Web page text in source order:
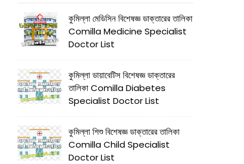
কুমিল্লা মেডিসিন বিশেষজ্ঞ ডাক্তারের তালিকা
Comilla Medicine Specialist
Doctor List
কুমিল্লা ডায়াবেটিস বিশেষজ্ঞ ডাক্তারের
তালিকা Comilla Diabetes
Specialist Doctor List
কুমিল্লা শিশু বিশেষজ্ঞ ডাক্তারের তালিকা
Comilla Child Specialist
Doctor List